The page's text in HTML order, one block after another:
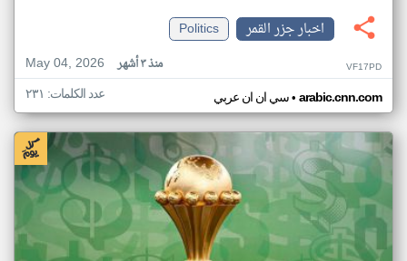
اخبار جزر القمر
Politics
May 04, 2026
منذ ٣ أشهر VF17PD
سي ان ان عربي• arabic.cnn.com عدد الكلمات: ٢٣١